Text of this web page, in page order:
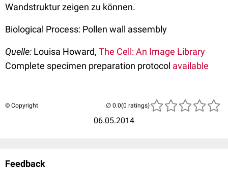
Wandstruktur zeigen zu können.
Biological Process: Pollen wall assembly
Quelle: Louisa Howard, The Cell: An Image Library
Complete specimen preparation protocol available
© Copyright
06.05.2014
(0 ratings)
Feedback